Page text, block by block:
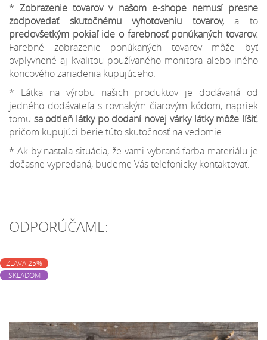
*Zobrazenie tovarov v našom e-shope nemusí presne
zodpovedať skutočnému vyhotoveniu tovarov,a to
predovšetkým pokiaľ ide o farebnosť ponúkaných tovarov.
Farebné zobrazenie ponúkaných tovarov môže byť
ovplyvnené aj kvalitou používaného monitora alebo iného
koncového zariadenia kupujúceho.
* Látka na výrobu našich produktov je dodávaná od
jedného dodávateľa s rovnakým čiarovým kódom, napriek
tomu sa odtieň látky po dodaní novej várky látky môže líšiť,
pričom kupujúci berie túto skutočnosť na vedomie.
* Ak by nastala situácia, že vami vybraná farba materiálu je
dočasne vypredaná, budeme Vás telefonicky kontaktovať.
ODPORÚČAME:
ZĽAVA 25%
SKLADOM